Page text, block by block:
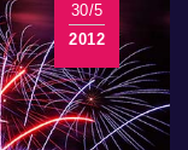
30/5
2012